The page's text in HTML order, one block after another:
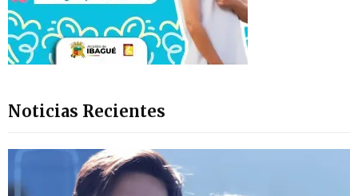
Noticias Recientes